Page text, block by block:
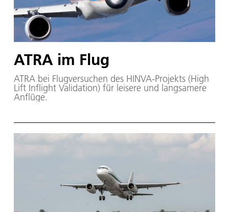
ATRA im Flug
ATRA bei Flugversuchen des HINVA-Projekts (High
Lift Inflight Validation) für leisere und langsamere
Anflüge.